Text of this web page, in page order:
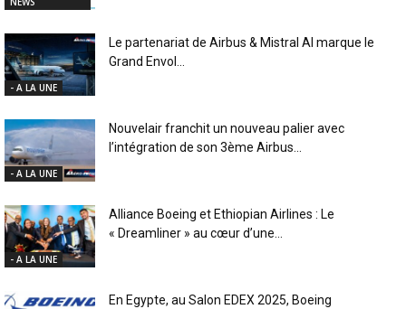
- A LA UNE
Le partenariat de Airbus & Mistral AI marque le
Grand Envol...
- A LA UNE
Nouvelair franchit un nouveau palier avec
l’intégration de son 3ème Airbus...
- A LA UNE
Alliance Boeing et Ethiopian Airlines : Le
« Dreamliner » au cœur d’une...
En Egypte, au Salon EDEX 2025, Boeing